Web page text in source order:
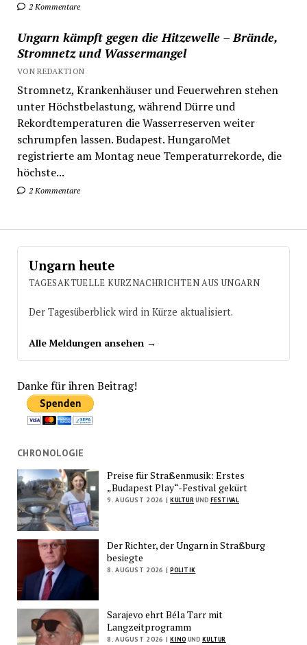
2 Kommentare
Ungarn kämpft gegen die Hitzewelle – Brände,
Stromnetz und Wassermangel
VON REDAKTION
Stromnetz, Krankenhäuser und Feuerwehren stehen
unter Höchstbelastung, während Dürre und
Rekordtemperaturen die Wasserreserven weiter
schrumpfen lassen. Budapest. HungaroMet
registrierte am Montag neue Temperaturrekorde, die
höchste...
2 Kommentare
Ungarn heute
TAGESAKTUELLE KURZNACHRICHTEN AUS UNGARN
Der Tagesüberblick wird in Kürze aktualisiert.
Alle Meldungen ansehen →
Danke für ihren Beitrag!
CHRONOLOGIE
Preise für Straßenmusik: Erstes
„Budapest Play“-Festival gekürt
9. AUGUST 2026 | KULTURUND FESTIVAL
Der Richter, der Ungarn in Straßburg
besiegte
8. AUGUST 2026 | POLITIK
Sarajevo ehrt Béla Tarr mit
Langzeitprogramm
8. AUGUST 2026 | KINO UND KULTUR